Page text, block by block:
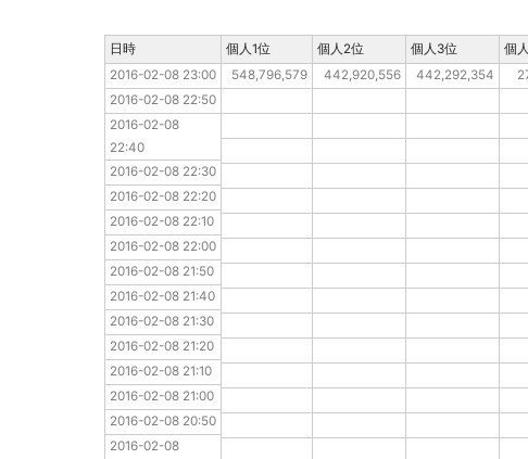
2016-02-08 23:00 548,796,579 442,920,556 442,292,354
2016-02-08 22:50
2016-02-08 22:40
2016-02-08 22:30
2016-02-08 22:20
2016-02-08 22:10
2016-02-08 22:00
2016-02-08 21:50
2016-02-08 21:40
2016-02-08 21:30
2016-02-08 21:20
2016-02-08 21:10
2016-02-08 21:00
2016-02-08 20:50
2016-02-08 20:40
2016-02-08 20:30
日時 個人1位 個人2位 個人3位 個
2016-02-08 23:00
2016-02-08 22:50
2016-02-08
22:40
2016-02-08 22:30
2016-02-08 22:20
2016-02-08 22:10
2016-02-08 22:00
2016-02-08 21:50
2016-02-08 21:40
2016-02-08 21:30
2016-02-08 21:20
2016-02-08 21:10
2016-02-08 21:00
2016-02-08 20:50
2016-02-08
日時